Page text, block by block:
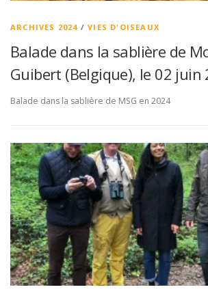
ARCHIVES 2024 /VIES D'OISEAUX
Balade dans la sablière de
Guibert (Belgique), le 02 juin
Balade dans la sablière de MSG en 2024